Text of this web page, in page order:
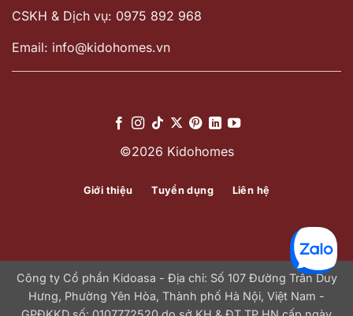
CSKH & Dịch vụ: 0975 892 968
Email: info@kidohomes.vn
©2026 Kidohomes
Giới thiệu Tuyển dụng Liên hệ
Công ty Cổ phần Kidoasa - Địa chỉ: Số 107 Đường Trần Duy
Hưng, Phường Yên Hòa, Thành phố Hà Nội, Việt Nam -